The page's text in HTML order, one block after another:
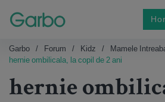
Garbo Forum Kidz
Mamele
hernie ombilicala, la copil de 2 ani
hernie